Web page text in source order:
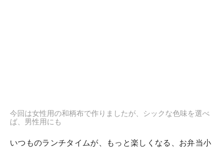
今回は女性用の和柄布で作りましたが、シックな色味を選べ
ば、男性用にも
いつものランチタイムが、もっと楽しくなる、お弁当小